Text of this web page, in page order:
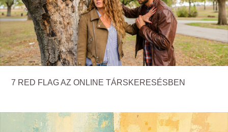
7 RED FLAG AZ ONLINE TÁRSKERESÉSBEN